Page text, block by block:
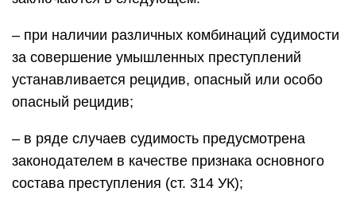
– при наличии различных комбинаций судимости
за совершение умышленных преступлений
устанавливается рецидив, опасный или особо
опасный рецидив;
– в ряде случаев судимость предусмотрена
законодателем в качестве признака основного
состава преступления (ст. 314 УК);